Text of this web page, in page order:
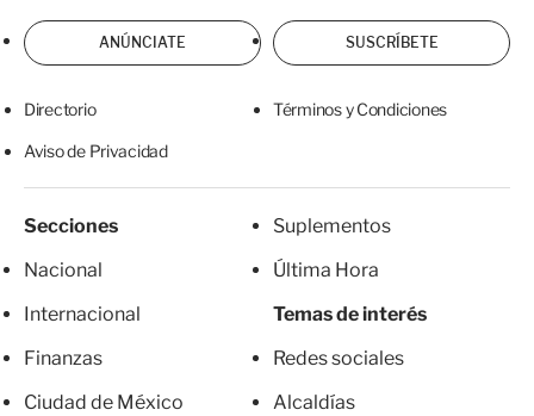
ANÚNCIATE SUSCRÍBETE
Directorio Términos y Condiciones
Aviso de Privacidad
Secciones
Nacional
Internacional
Finanzas
Ciudad de México
Suplementos
Última Hora
Temas de interés
Redes sociales
Alcaldías